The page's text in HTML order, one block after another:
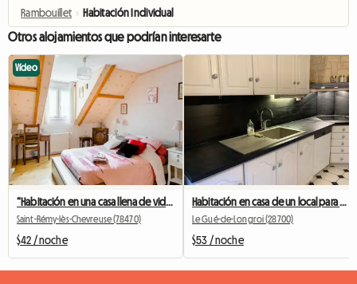
Rambouillet › Habitación Individual
Otros alojamientos que podrían interesarte
Vídeo
“Habitación en una casa llena de vida”.
Saint-Rémy-lès-Chevreuse (78470)
$42 / noche
Habitación en casa de un local para alquilar por días o semanas.
Le Gué-de-Longroi (28700)
$53 / noche